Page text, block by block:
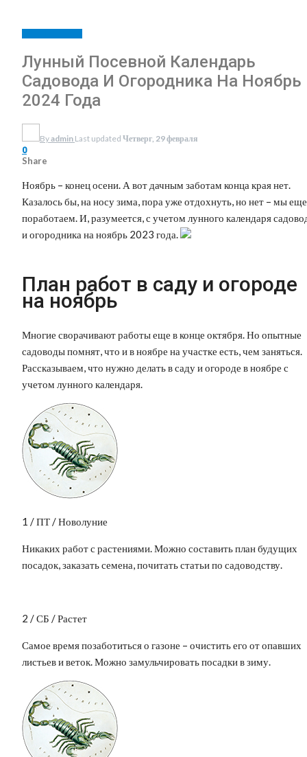
Лунный Посевной Календарь
Садовода И Огородника На Ноябрь
2024 Года
Byadmin Last updated Четверг, 29 февраля
0
Share
Ноябрь – конец осени. А вот дачным заботам конца края нет.
Казалось бы, на носу зима, пора уже отдохнуть, но нет – мы еще
поработаем. И, разумеется, с учетом лунного календаря
и огородника на ноябрь 2023 года.
План работ в саду и огороде
на ноябрь
Многие сворачивают работы еще в конце октября. Но опытные
садоводы помнят, что и в ноябре на участке есть, чем заняться.
Рассказываем, что нужно делать в саду и огороде в ноябре с
учетом лунного календаря.
1 / ПТ / Новолуние
Никаких работ с растениями. Можно составить план будущих
посадок, заказать семена, почитать статьи по садоводству.
2 / СБ / Растет
Самое время позаботиться о газоне – очистить его от опавших
листьев и веток. Можно замульчировать посадки в зиму.